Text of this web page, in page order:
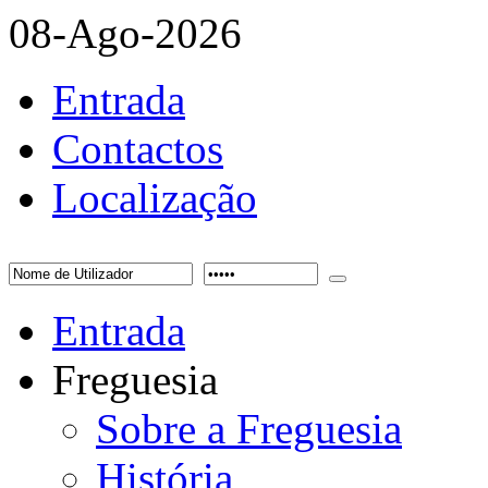
08-Ago-2026
Entrada
Contactos
Localização
Entrada
Freguesia
Sobre a Freguesia
História